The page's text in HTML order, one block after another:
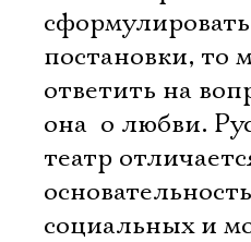
постановки, то
ответить на
она  о любви.
театр
социальных и